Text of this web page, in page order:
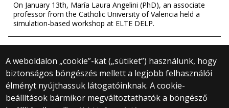
On January 13th, María Laura Angelini (PhD), an associate
professor from the Catholic University of Valencia held a
simulation-based workshop at ELTE DELP.
A weboldalon „cookie”-kat („sütiket”) használunk, hogy
biztonságos böngészés mellett a legjobb felhasználói
élményt nyújthassuk látogatóinknak. A cookie-
beállítások bármikor megváltoztathatók a böngésző
© 2024 Eötvös Loránd University
All Rights Reserved.